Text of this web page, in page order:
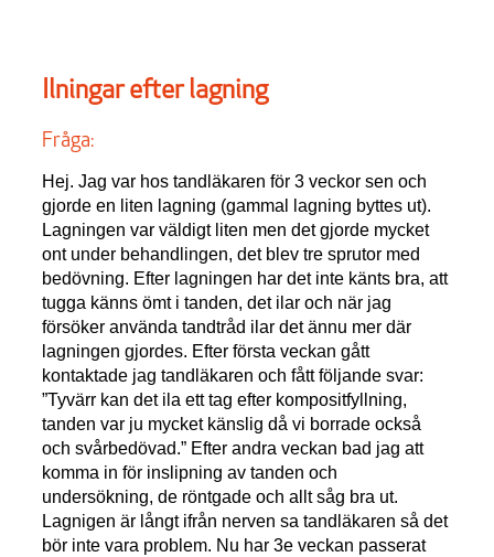
Ilningar efter lagning
Fråga:
Hej. Jag var hos tandläkaren för 3 veckor sen och
gjorde en liten lagning (gammal lagning byttes ut).
Lagningen var väldigt liten men det gjorde mycket
ont under behandlingen, det blev tre sprutor med
bedövning. Efter lagningen har det inte känts bra, att
tugga känns ömt i tanden, det ilar och när jag
försöker använda tandtråd ilar det ännu mer där
lagningen gjordes. Efter första veckan gått
kontaktade jag tandläkaren och fått följande svar:
”Tyvärr kan det ila ett tag efter kompositfyllning,
tanden var ju mycket känslig då vi borrade också
och svårbedövad.” Efter andra veckan bad jag att
komma in för inslipning av tanden och
undersökning, de röntgade och allt såg bra ut.
Lagnigen är långt ifrån nerven sa tandläkaren så det
bör inte vara problem. Nu har 3e veckan passerat